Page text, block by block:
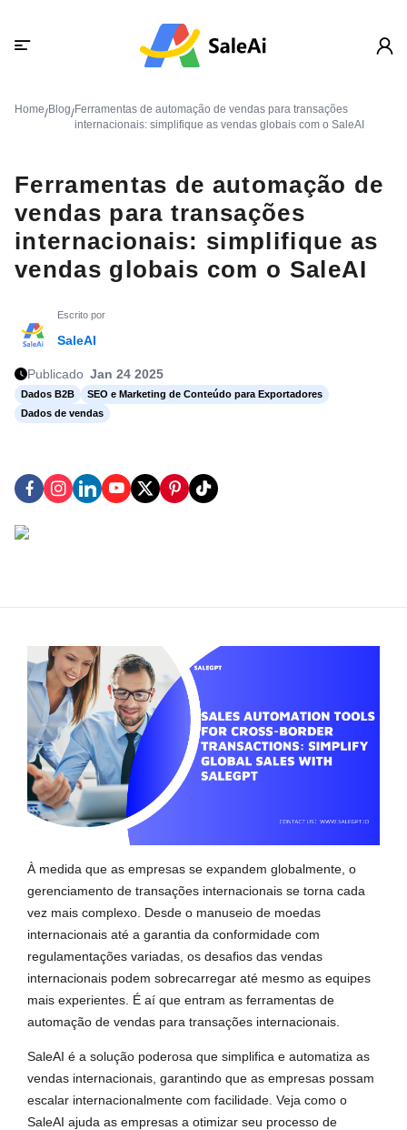
Home/Blog/Ferramentas de automação de vendas para transações
internacionais: simplifique as vendas globais com o SaleAI
Ferramentas de automação de
vendas para transações
internacionais: simplifique as
vendas globais com o SaleAI
Escrito por
SaleAI
Publicado Jan 24 2025
Dados B2B
SEO e Marketing de Conteúdo para Exportadores
Dados de vendas
À medida que as empresas se expandem globalmente, o
gerenciamento de transações internacionais se torna cada
vez mais complexo. Desde o manuseio de moedas
internacionais até a garantia da conformidade com
regulamentações variadas, os desafios das vendas
internacionais podem sobrecarregar até mesmo as equipes
mais experientes. É aí que entram as ferramentas de
automação de vendas para transações internacionais.
SaleAI é a solução poderosa que simplifica e automatiza as
vendas internacionais, garantindo que as empresas possam
escalar internacionalmente com facilidade. Veja como o
SaleAI ajuda as empresas a otimizar seu processo de